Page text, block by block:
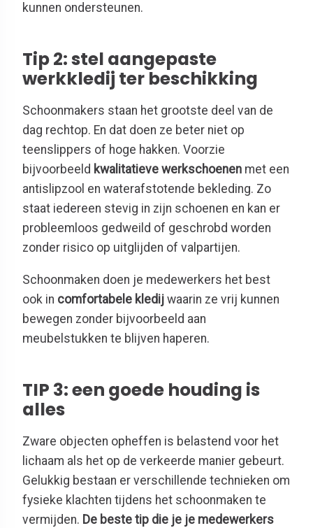
kunnen ondersteunen.
Tip 2: stel aangepaste
werkkledij ter beschikking
Schoonmakers staan het grootste deel van de
dag rechtop. En dat doen ze beter niet op
teenslippers of hoge hakken. Voorzie
bijvoorbeeld kwalitatieve werkschoenen met een
antislipzool en waterafstotende bekleding. Zo
staat iedereen stevig in zijn schoenen en kan er
probleemloos gedweild of geschrobd worden
zonder risico op uitglijden of valpartijen.
Schoonmaken doen je medewerkers het best
ook in comfortabele kledij waarin ze vrij kunnen
bewegen zonder bijvoorbeeld aan
meubelstukken te blijven haperen.
TIP 3: een goede houding is
alles
Zware objecten opheffen is belastend voor het
lichaam als het op de verkeerde manier gebeurt.
Gelukkig bestaan er verschillende technieken om
fysieke klachten tijdens het schoonmaken te
vermijden. De beste tip die je je medewerkers